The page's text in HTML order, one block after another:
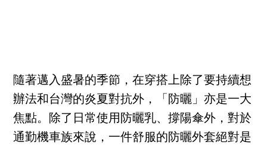
隨著邁入盛暑的季節，在穿搭上除了要持續想
辦法和台灣的炎夏對抗外，「防曬」亦是一大
焦點。除了日常使用防曬乳、撐陽傘外，對於
通勤機車族來說，一件舒服的防曬外套絕對是